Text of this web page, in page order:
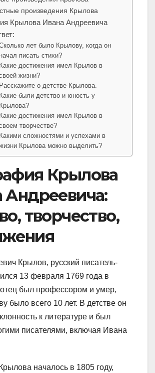
произведения Крылова
Крылова Ивана Андреевича
лет было Крылову, когда он
начал писать стихи?
Какие достижения имел Крылов в
жизни?
Расскажите о детстве Крылова.
Какие были детство и юность у
Крылова?
Какие достижения имел Крылов в
творчестве?
Какими сложностями и успехами в
Крылова можно выделить?
Крылова
Андреевича:
творчество,
Крылов, русский писатель-
13 февраля 1769 года в
был профессором и умер,
было всего 10 лет. В детстве он
к литературе и был
писателями, включая Ивана
началось в 1805 году,